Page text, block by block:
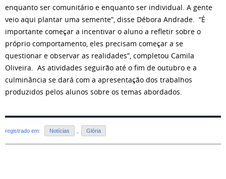
enquanto ser comunitário e enquanto ser individual. A gente
veio aqui plantar uma semente”, disse Débora Andrade. “É
importante começar a incentivar o aluno a refletir sobre o
próprio comportamento, eles precisam começar a se
questionar e observar as realidades”, completou Camila
Oliveira. As atividades seguirão até o fim de outubro e a
culminância se dará com a apresentação dos trabalhos
produzidos pelos alunos sobre os temas abordados.
registrado em: Notícias Glória